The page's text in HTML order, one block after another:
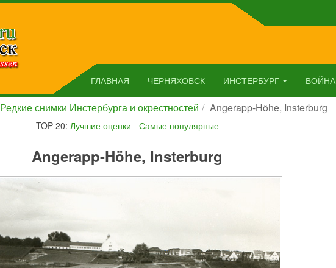
ГЛАВНАЯ ЧЕРНЯХОВСК ИНСТЕРБУРГ ВОЙНА
Редкие снимки Инстербурга и окрестностей Angerapp-Höhe, Insterburg
TOP 20: Лучшие оценки - Самые популярные
Angerapp-Höhe, Insterburg